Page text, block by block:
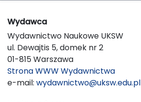
Wydawca
Wydawnictwo Naukowe UKSW
ul. Dewajtis 5, domek nr 2
01-815 Warszawa
Strona WWW Wydawnictwa
e-mail: wydawnictwo@uksw.edu.pl